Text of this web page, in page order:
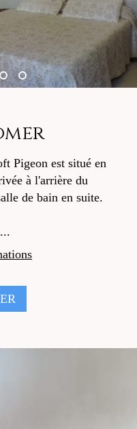
Pigeon est situé en
à l'arrière du
de bain en suite.